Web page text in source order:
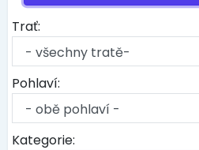
Trať:
Pohlaví:
Kategorie: